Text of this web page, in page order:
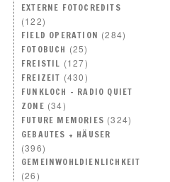
EXTERNE FOTOCREDITS
(122)
FIELD OPERATION (284)
FOTOBUCH (25)
FREISTIL (127)
FREIZEIT (430)
FUNKLOCH – RADIO QUIET
ZONE (34)
FUTURE MEMORIES (324)
GEBAUTES + HÄUSER
(396)
GEMEINWOHLDIENLICHKEIT
(26)